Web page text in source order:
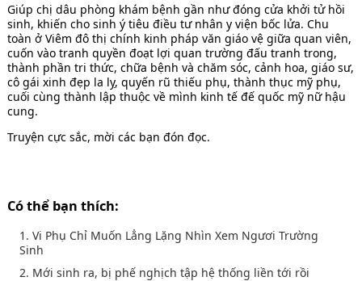
Giúp chị dâu phòng khám bệnh gần như đóng cửa khởi tử hồi
sinh, khiến cho sinh ý tiêu điều tư nhân y viện bốc lửa. Chu
toàn ở Viêm đô thị chính kinh pháp văn giáo vệ giữa quan viên,
cuốn vào tranh quyền đoạt lợi quan trường đấu tranh trong,
thành phần tri thức, chữa bệnh và chăm sóc, cảnh hoa, giáo sư,
cô gái xinh đẹp la lỵ, quyến rũ thiếu phụ, thành thục mỹ phụ,
cuối cùng thành lập thuộc về mình kinh tế đế quốc mỹ nữ hậu
cung.
Truyện cực sắc, mời các bạn đón đọc.
Có thể bạn thích:
1. Vi Phụ Chỉ Muốn Lẳng Lặng Nhìn Xem Ngươi Trường
Sinh
2. Mới sinh ra, bị phế nghịch tập hệ thống liền tới rồi